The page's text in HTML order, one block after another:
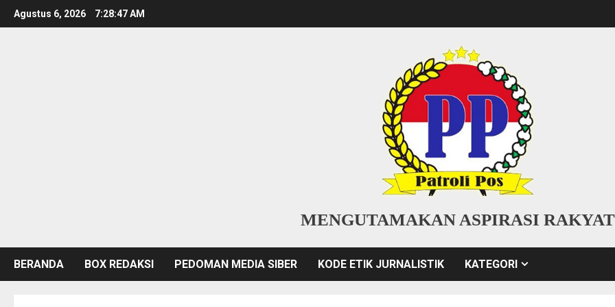
Skip
to
Agustus 6, 2026 7:28:48 AM
MENGUTAMAKAN ASPIRASI RAKYAT
BERANDA BOX REDAKSI PEDOMAN MEDIA SIBER KODE ETIK JURNALISTIK KATEGORI